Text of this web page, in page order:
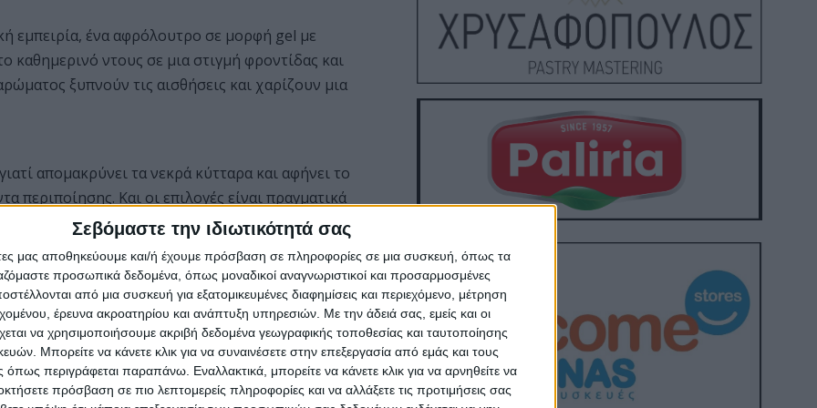
Σεβόμαστε την ιδιωτικότητά σας
μας αποθηκεύουμε και/ή έχουμε πρόσβαση σε πληροφορίες σε μια συσκευή, όπως τα
προσωπικά δεδομένα, όπως μοναδικοί αναγνωριστικοί και προσαρμοσμένες
από μια συσκευή για εξατομικευμένες διαφημίσεις και περιεχόμενο, μέτρηση
έρευνα ακροατηρίου και ανάπτυξη υπηρεσιών. Με την άδειά σας, εμείς και οι
να χρησιμοποιήσουμε ακριβή δεδομένα γεωγραφικής τοποθεσίας και ταυτοποίησης
Μπορείτε να κάνετε κλικ για να συναινέσετε στην επεξεργασία από εμάς και τους
περιγράφεται παραπάνω. Εναλλακτικά, μπορείτε να κάνετε κλικ για να αρνηθείτε να
πρόσβαση σε πιο λεπτομερείς πληροφορίες και να αλλάξετε τις προτιμήσεις σας
εμπειρία, ένα αφρόλουτρο σε μορφή gel με
ντους σε μια στιγμή φροντίδας και
ξυπνούν τις αισθήσεις και χαρίζουν μια
απομακρύνει τα νεκρά κύτταρα και αφήνει το
περιποίησης. Και οι επιλογές είναι πραγματικά
ήπια απολέπιση και ταυτόχρονα να βοηθήσει
Αν προτιμάτε πιο έντονη απολέπιση, ένα
κύτταρα και αφήνει την επιδερμίδα λεία, απαλή
φυσικά εκχυλίσματα, όπως καφές ή φυτικά
συμβάλουν στη σύσφιξη και στη βελτίωση της